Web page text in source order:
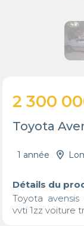
2 300
Toyota
1 année
Détails du
Toyota
vvti 1zz voiture